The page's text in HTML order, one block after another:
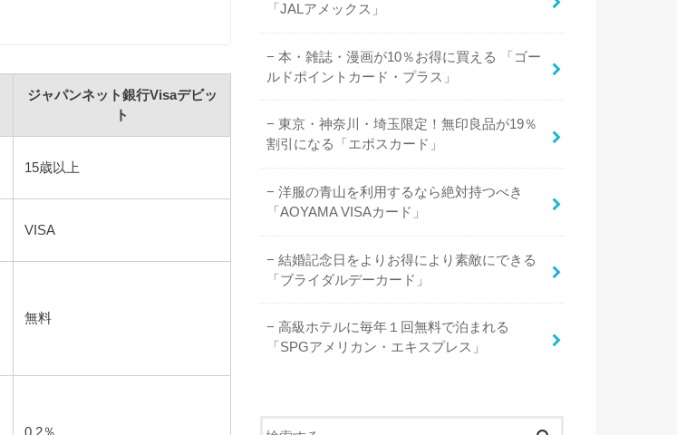
ジャパンネット銀行Visaデビッ
ト
15歳以上
VISA
無料
0.2％
「JALアメックス」
本・雑誌・漫画が10％お得に買える 「ゴー
ルドポイントカード・プラス」
東京・神奈川・埼玉限定！無印良品が19％
割引になる「エポスカード」
洋服の青山を利用するなら絶対持つべき
「AOYAMA VISAカード」
結婚記念日をよりお得により素敵にできる
「ブライダルデーカード」
高級ホテルに毎年１回無料で泊まれる
「SPGアメリカン・エキスプレス」